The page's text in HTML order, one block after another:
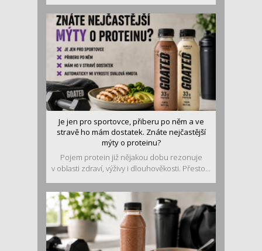
Je jen pro sportovce, přiberu po něm a ve
stravě ho mám dostatek. Znáte nejčastější
mýty o proteinu?
Pojem protein již nějakou dobu rezonuje
v oblasti zdraví, výživy i dlouhověkosti. Přesto...